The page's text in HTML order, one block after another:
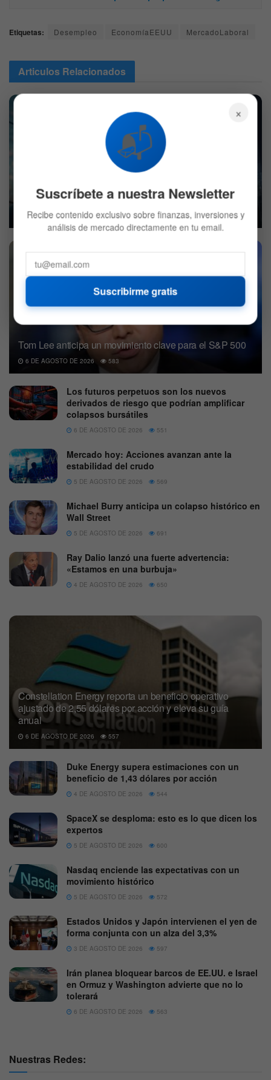
Etiquetas: Desempleo EconomíaEEUU MercadoLaboral
Articulos Relacionados
Mercado hoy: Wall Street opera mixto por reportes
corporativos
6 DE AGOSTO DE 2026 546
Tom Lee anticipa un movimiento clave para el S&P 500
6 DE AGOSTO DE 2026 583
Los futuros perpetuos son los nuevos
derivados de riesgo que podrían amplificar
colapsos bursátiles
6 DE AGOSTO DE 2026 551
Mercado hoy: Acciones avanzan ante la
estabilidad del crudo
5 DE AGOSTO DE 2026 569
Michael Burry anticipa un colapso histórico en
Wall Street
5 DE AGOSTO DE 2026 691
Ray Dalio lanzó una fuerte advertencia:
«Estamos en una burbuja»
4 DE AGOSTO DE 2026 650
Constellation Energy reporta un beneficio operativo
ajustado de 2,55 dólares por acción y eleva su guía
anual
6 DE AGOSTO DE 2026 557
Duke Energy supera estimaciones con un
beneficio de 1,43 dólares por acción
4 DE AGOSTO DE 2026 544
SpaceX se desploma: esto es lo que dicen los
expertos
5 DE AGOSTO DE 2026 600
Nasdaq enciende las expectativas con un
movimiento histórico
5 DE AGOSTO DE 2026 572
Estados Unidos y Japón intervienen el yen de
forma conjunta con un alza del 3,3%
3 DE AGOSTO DE 2026 597
Irán planea bloquear barcos de EE.UU. e Israel
en Ormuz y Washington advierte que no lo
tolerará
6 DE AGOSTO DE 2026 563
Nuestras Redes:
×
📬
Suscríbete a nuestra Newsletter
Recibe contenido exclusivo sobre finanzas, inversiones y
análisis de mercado directamente en tu email.
Suscribirme gratis